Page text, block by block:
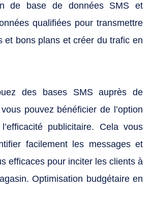
de base de données SMS et
qualifiées pour transmettre
et bons plans et créer du trafic en
des bases SMS auprès de
pouvez bénéficier de l’option
publicitaire. Cela vous
facilement les messages et
efficaces pour inciter les clients à
Optimisation budgétaire en